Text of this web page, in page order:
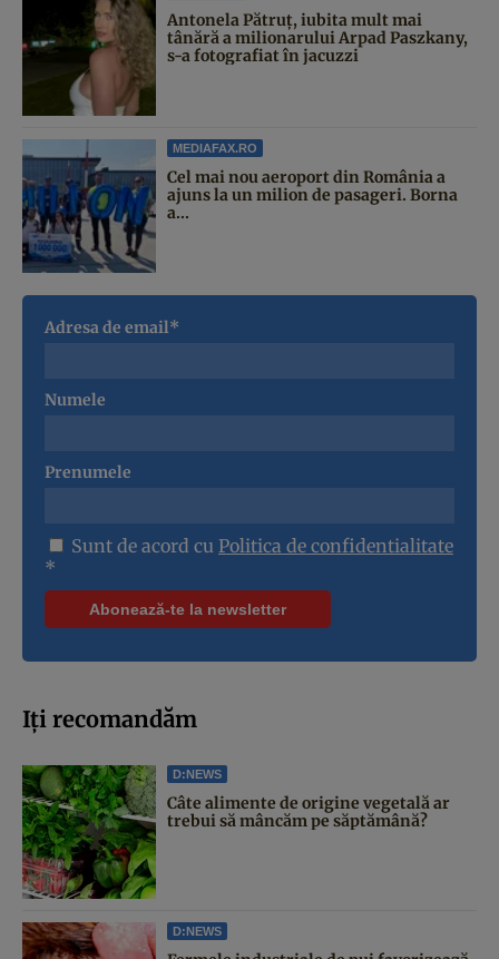
Antonela Pătruț, iubita mult mai
tânără a milionarului Arpad Paszkany,
s-a fotografiat în jacuzzi
MEDIAFAX.RO
Cel mai nou aeroport din România a
ajuns la un milion de pasageri. Borna
a...
Adresa de email*
Numele
Prenumele
Sunt de acord cu Politica de confidentialitate
*
Iți recomandăm
D:NEWS
Câte alimente de origine vegetală ar
trebui să mâncăm pe săptămână?
D:NEWS